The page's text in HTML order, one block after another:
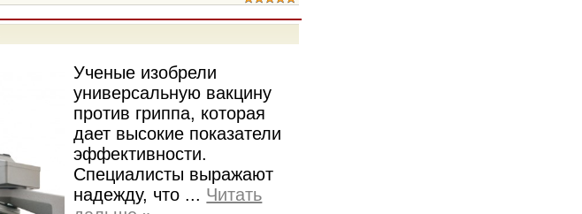
Ученые изобрели
универсальную вакцину
против гриппа, которая
дает высокие показатели
эффективности.
Специалисты выражают
надежду, что ... Читать